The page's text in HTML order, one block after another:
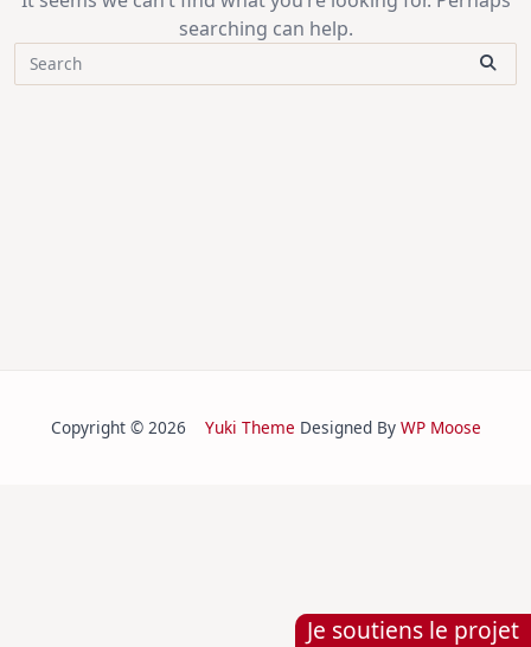
Je soutiens le projet
searching can help.
Search
Copyright © 2026 Yuki Theme Designed By WP Moose